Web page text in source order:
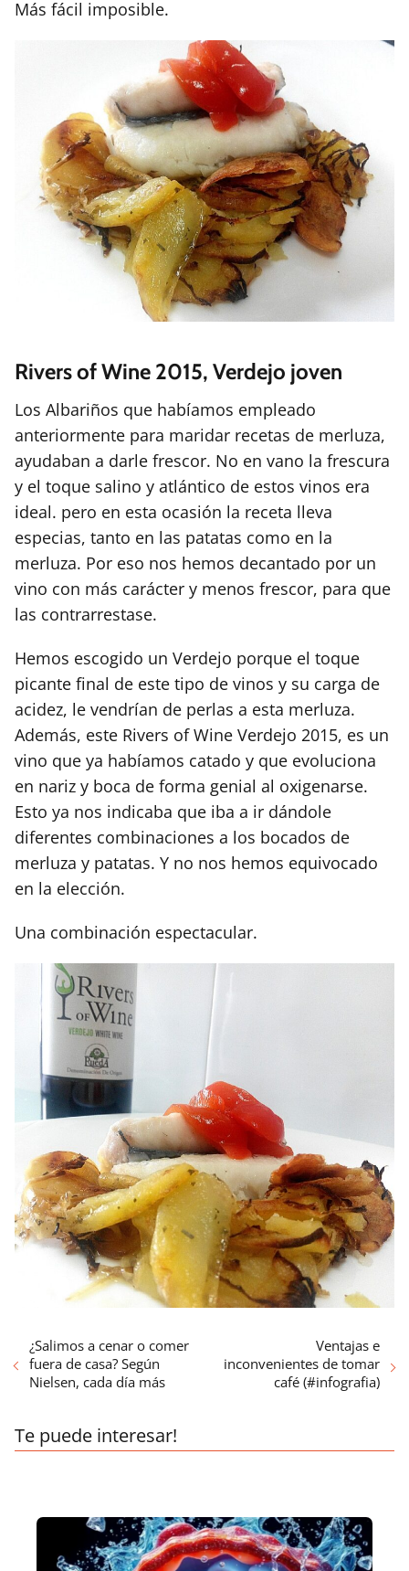
Más fácil imposible.
Rivers of Wine 2015, Verdejo joven
Los Albariños que habíamos empleado
anteriormente para maridar recetas de merluza,
ayudaban a darle frescor. No en vano la frescura
y el toque salino y atlántico de estos vinos era
ideal. pero en esta ocasión la receta lleva
especias, tanto en las patatas como en la
merluza. Por eso nos hemos decantado por un
vino con más carácter y menos frescor, para que
las contrarrestase.
Hemos escogido un Verdejo porque el toque
picante final de este tipo de vinos y su carga de
acidez, le vendrían de perlas a esta merluza.
Además, este Rivers of Wine Verdejo 2015, es un
vino que ya habíamos catado y que evoluciona
en nariz y boca de forma genial al oxigenarse.
Esto ya nos indicaba que iba a ir dándole
diferentes combinaciones a los bocados de
merluza y patatas. Y no nos hemos equivocado
en la elección.
Una combinación espectacular.
¿Salimos a cenar o comer
fuera de casa? Según
Nielsen, cada día más
Ventajas e
inconvenientes de tomar
café (#infografia)
Te puede interesar!